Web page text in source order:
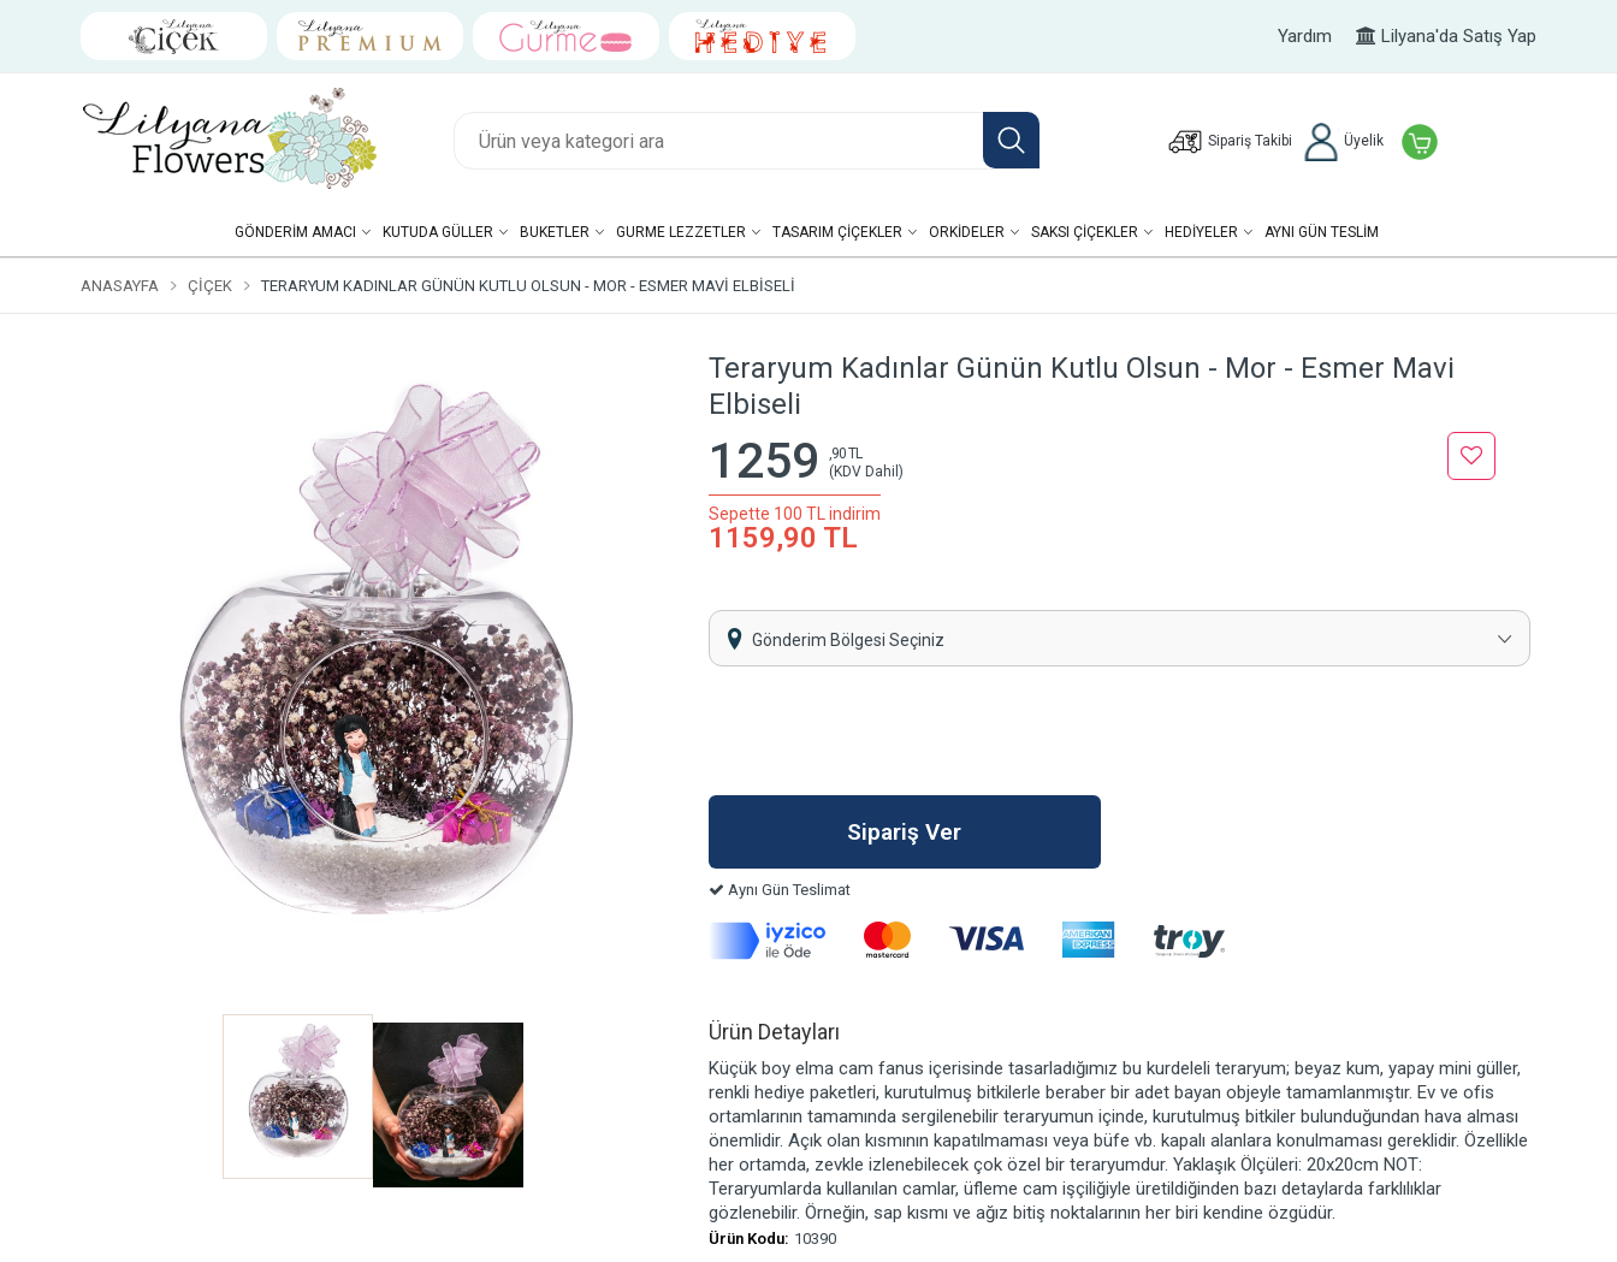
Yardım Lilyana'da Satış Yap
Sipariş Takibi Üyelik
GÖNDERIM AMACI KUTUDA GÜLLER BUKETLER GURME LEZZETLER TASARIM ÇIÇEKLER ORKIDELER SAKSI ÇIÇEKLER HEDIYELER AYNI GÜN TESLİM
ANASAYFA ÇIÇEK TERARYUM KADINLAR GÜNÜN KUTLU OLSUN - MOR - ESMER MAVI ELBISELI
Teraryum Kadınlar Günün Kutlu Olsun - Mor - Esmer Mavi
Elbiseli
1259
,90 TL
(KDV Dahil)
Sepette 100 TL indirim
1159,90 TL
Gönderim Bölgesi Seçiniz
Aynı Gün Teslimat
Ürün Detayları
Küçük boy elma cam fanus içerisinde tasarladığımız bu kurdeleli teraryum; beyaz kum, yapay mini güller,
renkli hediye paketleri, kurutulmuş bitkilerle beraber bir adet bayan objeyle tamamlanmıştır. Ev ve ofis
ortamlarının tamamında sergilenebilir teraryumun içinde, kurutulmuş bitkiler bulunduğundan hava alması
önemlidir. Açık olan kısmının kapatılmaması veya büfe vb. kapalı alanlara konulmaması gereklidir. Özellikle
her ortamda, zevkle izlenebilecek çok özel bir teraryumdur. Yaklaşık Ölçüleri: 20x20cm NOT:
Teraryumlarda kullanılan camlar, üfleme cam işçiliğiyle üretildiğinden bazı detaylarda farklılıklar
gözlenebilir. Örneğin, sap kısmı ve ağız bitiş noktalarının her biri kendine özgüdür.
Ürün Kodu: 10390